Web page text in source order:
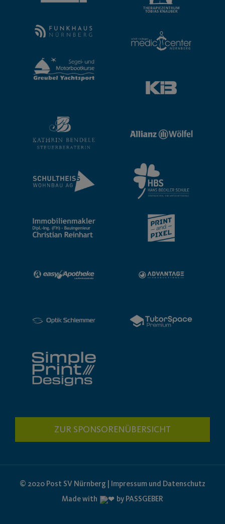
ZUR SPONSORENÜBERSICHT
© 2020 Post SV Nürnberg | Impressum und Datenschutz
Made with
by PASSGEBER